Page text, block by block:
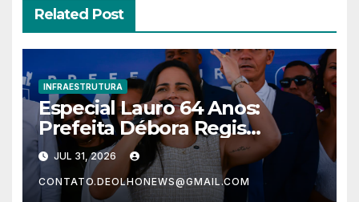
Related Post
INFRAESTRUTURA
Especial Lauro 64 Anos:
Prefeita Débora Regis
inaugura praça João Isidório
em celebração ao aniversário
da cidade
JUL 31, 2026
CONTATO.DEOLHONEWS@GMAIL.COM